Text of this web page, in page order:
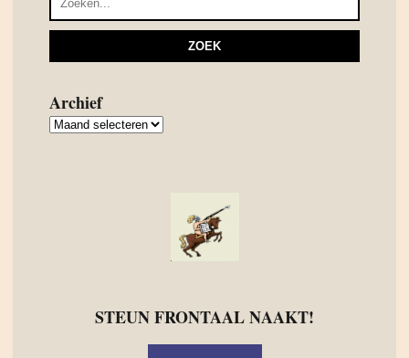
Archief
Archief
STEUN FRONTAAL NAAKT!